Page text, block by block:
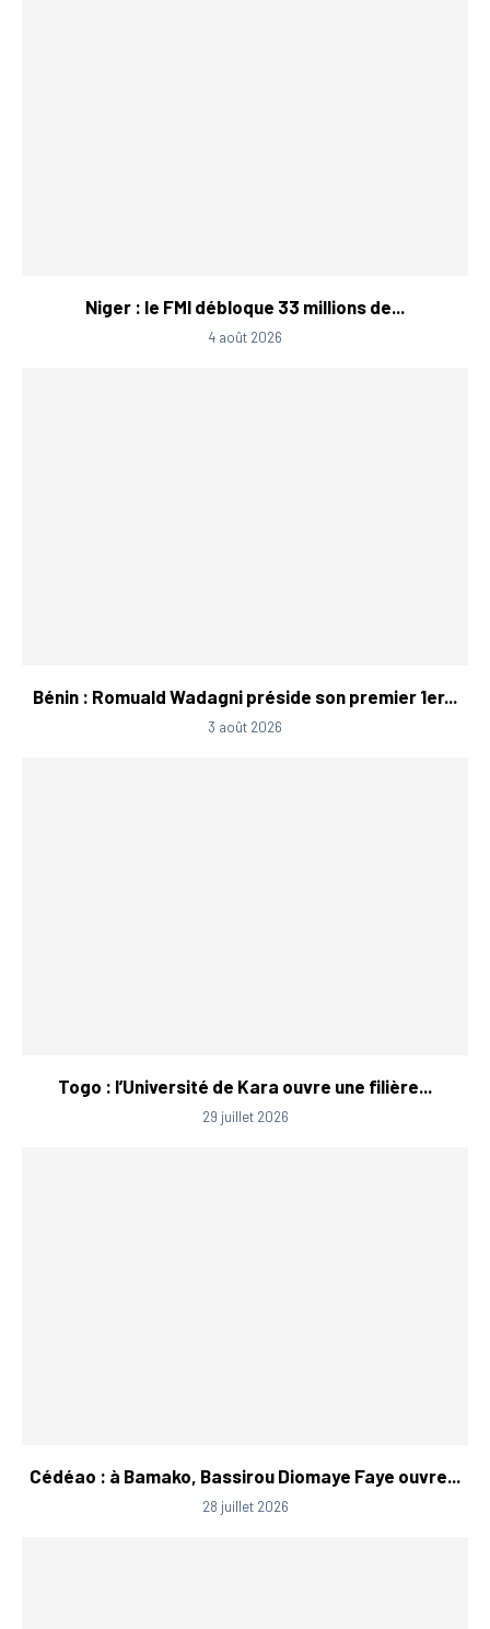
Niger : le FMI débloque 33 millions de...
4 août 2026
Bénin : Romuald Wadagni préside son premier 1er...
3 août 2026
Togo : l’Université de Kara ouvre une filière...
29 juillet 2026
Cédéao : à Bamako, Bassirou Diomaye Faye ouvre...
28 juillet 2026